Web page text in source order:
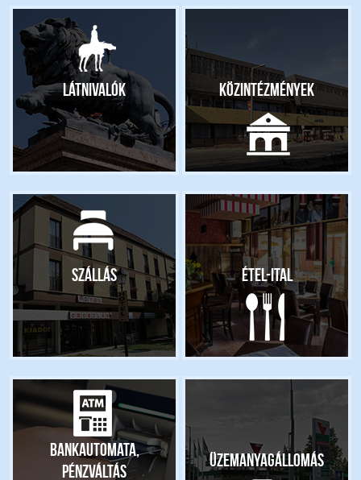
Látnivalók Közintézmények
Szállás Étel-ital
Bankautomata,
pénzváltás
Üzemanyagállomás